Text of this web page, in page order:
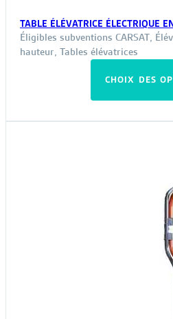
TABLE ÉLÉVATRICE ÉLECTRIQUE
Éligibles subventions CARSAT,
hauteur, Tables élévatrices
CHOIX DES